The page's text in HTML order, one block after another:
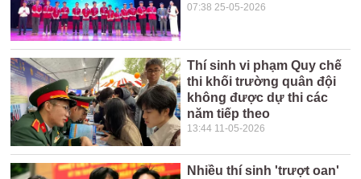
07:38 25-05-2026
Thí sinh vi phạm Quy chế
thi khối trường quân đội
không được dự thi các
năm tiếp theo
13:44 11-05-2026
Nhiều thí sinh 'trượt oan'